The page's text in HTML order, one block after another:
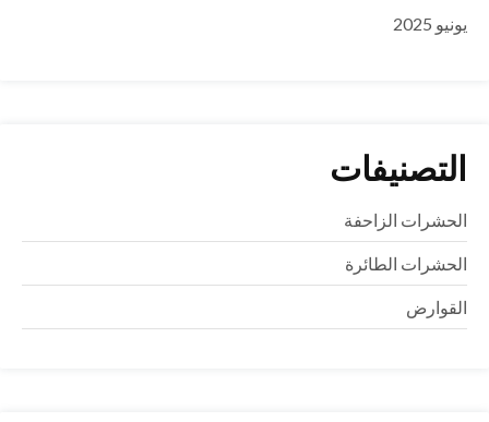
يونيو 2025
التصنيفات
الحشرات الزاحفة
الحشرات الطائرة
القوارض